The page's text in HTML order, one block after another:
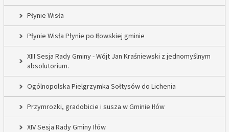
Płynie Wisła
Płynie Wisła Płynie po Iłowskiej gminie
XIII Sesja Rady Gminy - Wójt Jan Kraśniewski z jednomyślnym
absolutorium.
Ogólnopolska Pielgrzymka Sołtysów do Lichenia
Przymrozki, gradobicie i susza w Gminie Iłów
XIV Sesja Rady Gminy Iłów